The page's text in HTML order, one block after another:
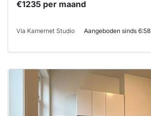
€1235 per maand
Via Kamernet Studio Aangeboden sinds 6:58
Deze woning
waarschijnlijk
al verhuurd